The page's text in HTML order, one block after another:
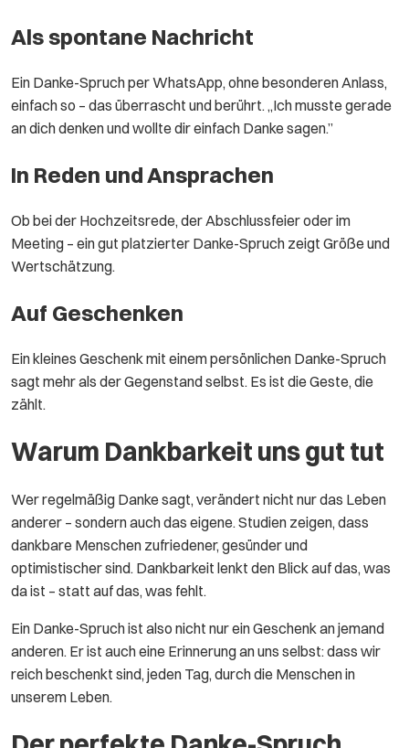
Als spontane Nachricht
Ein Danke-Spruch per WhatsApp, ohne besonderen Anlass,
einfach so – das überrascht und berührt. „Ich musste gerade
an dich denken und wollte dir einfach Danke sagen.”
In Reden und Ansprachen
Ob bei der Hochzeitsrede, der Abschlussfeier oder im
Meeting – ein gut platzierter Danke-Spruch zeigt Größe und
Wertschätzung.
Auf Geschenken
Ein kleines Geschenk mit einem persönlichen Danke-Spruch
sagt mehr als der Gegenstand selbst. Es ist die Geste, die
zählt.
Warum Dankbarkeit uns gut tut
Wer regelmäßig Danke sagt, verändert nicht nur das Leben
anderer – sondern auch das eigene. Studien zeigen, dass
dankbare Menschen zufriedener, gesünder und
optimistischer sind. Dankbarkeit lenkt den Blick auf das, was
da ist – statt auf das, was fehlt.
Ein Danke-Spruch ist also nicht nur ein Geschenk an jemand
anderen. Er ist auch eine Erinnerung an uns selbst: dass wir
reich beschenkt sind, jeden Tag, durch die Menschen in
unserem Leben.